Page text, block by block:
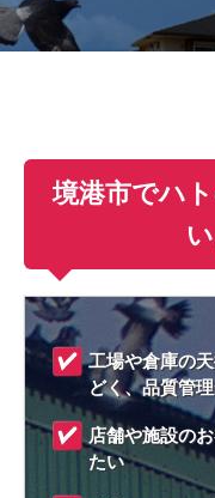
境港市でハ
工場や倉庫の
どく、品質管
店舗や施設の
たい